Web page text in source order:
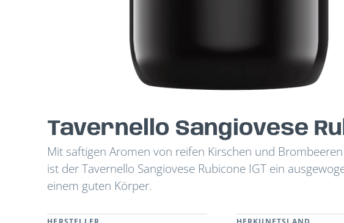
Tavernello Sangiovese
Mit saftigen Aromen von reifen Kirschen und
ist der Tavernello Sangiovese Rubicone IGT ein
einem guten Körper.